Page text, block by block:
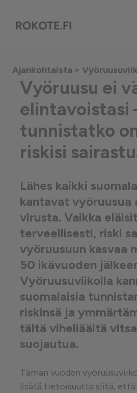
Ajankohtaista >
Vyöruusu ei
elintavoistasi
tunnistatko
riskisi
Lähes kaikki
kantavat vyöruusua
virusta. Vaikka eläisit
terveellisesti, riski
vyöruusuun kasvaa
50 ikävuoden
Vyöruusuviikolla
suomalaisia
riskinsä ja
tältä viheliäältä
suojautua.
Tämän vuoden
lisätä tietoisuutta siitä, että